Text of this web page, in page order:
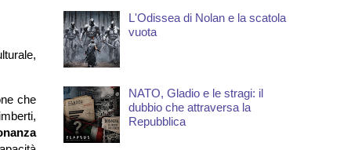
che
L'Odissea di Nolan e la scatola
vuota
NATO, Gladio e le stragi: il
dubbio che attraversa la
Repubblica